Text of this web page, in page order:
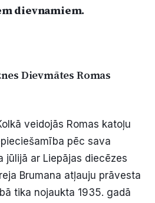
dievnamiem.
Dievmātes Romas
veidojās Romas katoļu
pēc sava
jūlijā ar Liepājas diecēzes
Brumana atļauju prāvesta
tika nojaukta 1935. gadā